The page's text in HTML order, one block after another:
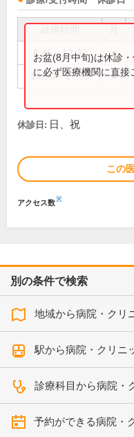
8:45～12:30 ●
14:30～17:30 ●
お盆(8月中旬)は休診
に必ず医療機関に直接
休診日: 日、祝
この
アクセス数※
別の条件で検索
地域から病院・クリ
駅から病院・クリニ
診療科目から病院・
予約ができる病院・